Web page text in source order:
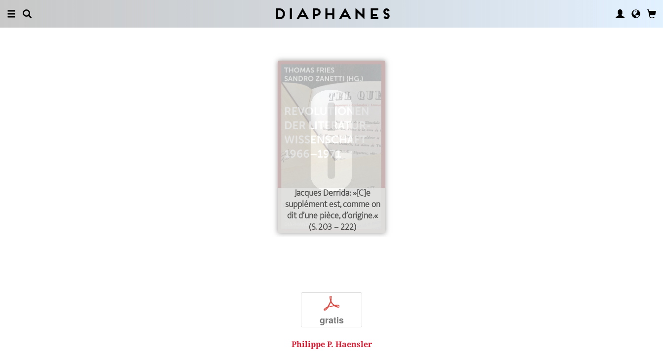
Diaphanes
Jacques Derrida: »[C]e
supplément est, comme on
dit d’une pièce, d’origine.«
(S. 203 – 222)
p
gratis
Philippe P. Haensler